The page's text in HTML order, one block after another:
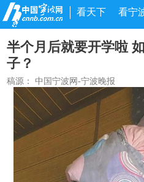
看天下 看宁
半个月后就要开学啦
子？
稿源：中国宁波网-宁波晚报